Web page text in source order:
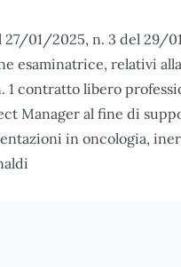
27/01/2025, n. 3 del 29/
esaminatrice, relativi
contratto libero
Manager al fine di
in oncologia,